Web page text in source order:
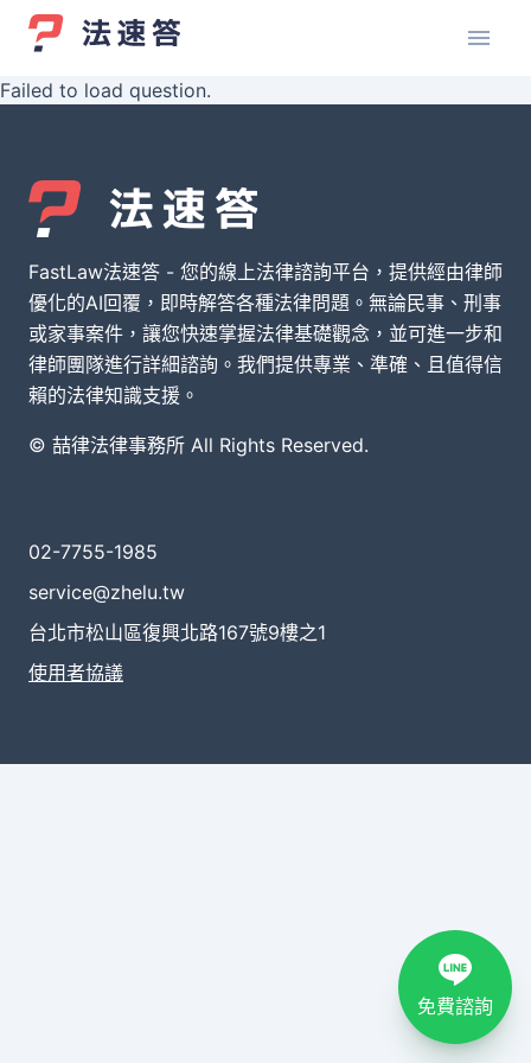
Failed to load question.
FastLaw法速答 - 您的線上法律諮詢平台，提供經由律師
優化的AI回覆，即時解答各種法律問題。無論民事、刑事
或家事案件，讓您快速掌握法律基礎觀念，並可進一步和
律師團隊進行詳細諮詢。我們提供專業、準確、且值得信
賴的法律知識支援。
© 喆律法律事務所 All Rights Reserved.
02-7755-1985
service@zhelu.tw
台北市松山區復興北路167號9樓之1
使用者協議
免費諮詢